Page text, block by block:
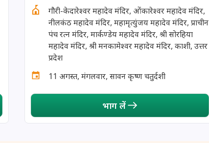
गौरी-केदारेश्वर महादेव मंदिर, ओंकारेश्वर महादेव मंदिर,
नीलकंठ महादेव मंदिर, महामृत्युंजय महादेव मंदिर, प्राचीन
पंच रत्न मंदिर, मार्कण्डेय महादेव मंदिर, श्री सोरहिया
महादेव मंदिर, श्री मनकामेश्वर महादेव मंदिर, काशी, उत्तर
प्रदेश
11 अगस्त, मंगलवार, सावन कृष्ण चतुर्दशी
भाग लें